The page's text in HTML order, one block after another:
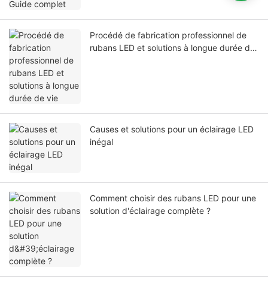
Procédé de fabrication professionnel de
rubans LED et solutions à longue durée de
Causes et solutions pour un éclairage LED
inégal
Comment choisir des rubans LED pour une
solution d'éclairage complète ?